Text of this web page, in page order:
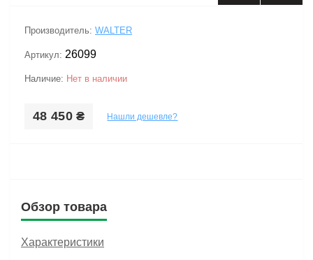
Производитель: WALTER
Артикул: 26099
Наличие: Нет в наличии
48 450 ₴ Нашли дешевле?
Обзор товара
Характеристики